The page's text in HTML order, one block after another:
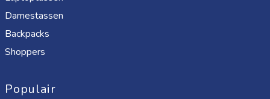
Damestassen
Backpacks
Shoppers
Populair